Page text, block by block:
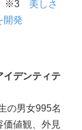
美しさ
開発
イデンティテ
の男女995名
価値観、外見